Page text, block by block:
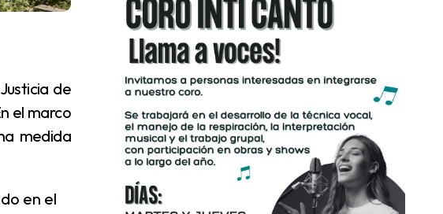
el marco
medida
en el